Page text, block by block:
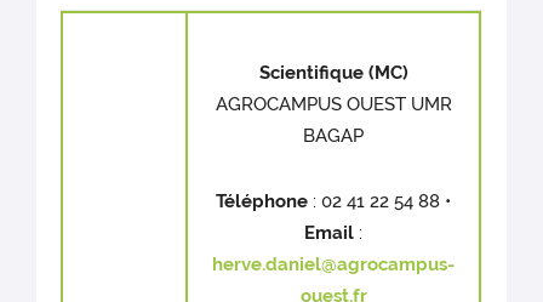
Scientifique (MC)
AGROCAMPUS OUEST UMR
BAGAP
Téléphone : 02 41 22 54 88 •
Email :
herve.daniel@agrocampus-
ouest.fr